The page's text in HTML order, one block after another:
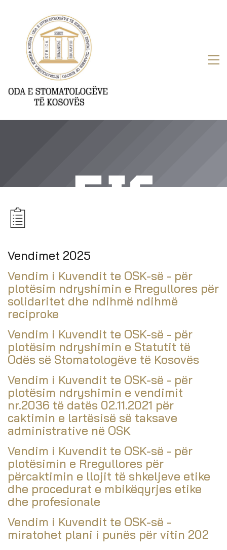
Vendimet 2025
Vendim i Kuvendit te OSK-së - për
plotësim ndryshimin e Rregullores për
solidaritet dhe ndihmë ndihmë
reciproke
Vendim i Kuvendit te OSK-së - për
plotësim ndryshimin e Statutit të
Odës së Stomatologëve të Kosovës
Vendim i Kuvendit te OSK-së - për
plotësim ndryshimin e vendimit
nr.2036 të datës 02.11.2021 për
caktimin e lartësisë së taksave
administrative në OSK
Vendim i Kuvendit te OSK-së - për
plotësimin e Rregullores për
përcaktimin e llojit të shkeljeve etike
dhe procedurat e mbikëqyrjes etike
dhe profesionale
Vendim i Kuvendit te OSK-së -
miratohet plani i punës për vitin 202